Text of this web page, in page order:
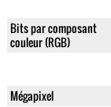
Bits par composant
couleur (RGB)
Mégapixel